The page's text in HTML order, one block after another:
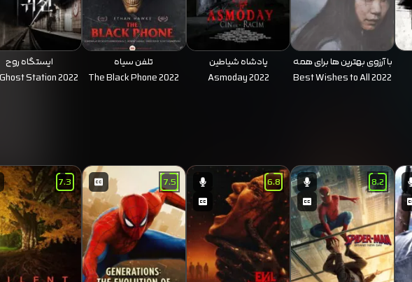
با آرزوی بهترین ها برای همه
Best Wishes to All 2022
پادشاه شیاطین
Asmoday 2022
تلفن سیاه
The Black Phone 2022
ایستگاه روح
Station 2022
8.2
6.8
7.5
7.3